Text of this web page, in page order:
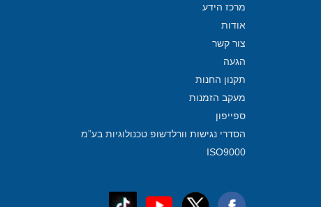
מרכז הידע
אודות
צור קשר
הגעה
תקנון החנות
מעקב הזמנות
ספייפון
הסדרי נגישות וורלדשופ טכנולוגיות בע”מ
ISO9000